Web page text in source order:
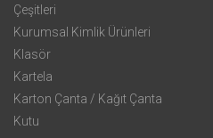
Çeşitleri
Kurumsal Kimlik Ürünleri
Klasör
Kartela
Karton Çanta / Kağıt Çanta
Kutu